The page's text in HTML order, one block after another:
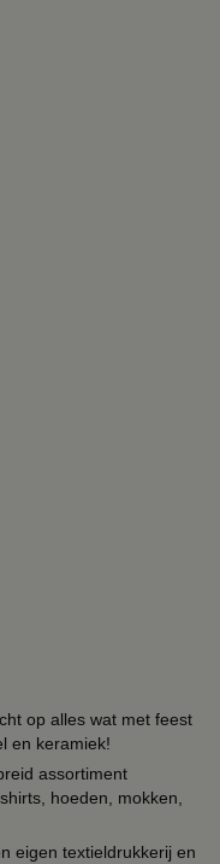
op alles wat met feest
en keramiek!
assortiment
hoeden, mokken,
eigen textieldrukkerij en